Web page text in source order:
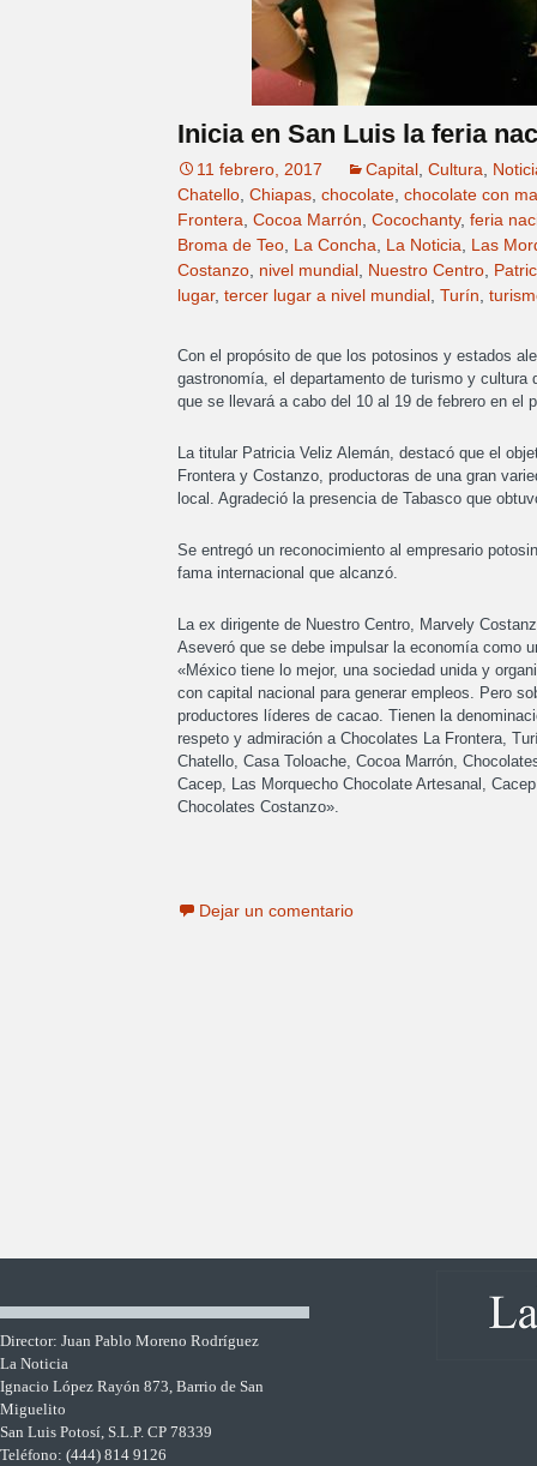
Inicia en San Luis la feria
11 febrero, 2017 Capital Cultura
Chatello Chiapas chocolate chocolate con
Frontera Cocoa Marrón Cocochanty, feria
Broma de Teo La Concha La Noticia
Las
Costanzo nivel mundial Nuestro Centro
lugar, tercer lugar a nivel mundial Turín
Con el propósito de que los potosinos y estados
gastronomía, el departamento de turismo y
que se llevará a cabo del 10 al 19 de febrero en el
La titular Patricia Veliz Alemán, destacó que el
Frontera y Costanzo, productoras de una gran
local. Agradeció la presencia de Tabasco que
Se entregó un reconocimiento al empresario
fama internacional que alcanzó.
La ex dirigente de Nuestro Centro, Marvely
Aseveró que se debe impulsar la economía como
«México tiene lo mejor, una sociedad unida y
con capital nacional para generar empleos. Pero
productores líderes de cacao. Tienen la
respeto y admiración a Chocolates La Frontera,
Chatello, Casa Toloache, Cocoa Marrón,
Cacep, Las Morquecho Chocolate Artesanal,
Chocolates Costanzo».
Dejar un comentario
Director: Juan Pablo Moreno Rodríguez
La Noticia
Ignacio López Rayón 873, Barrio de San
Miguelito
San Luis Potosí, S.L.P. CP 78339
Teléfono: (444) 814 9126